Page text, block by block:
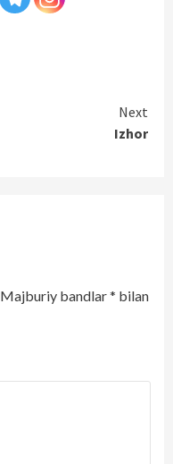
Next
Izhor
Majburiy bandlar* bilan